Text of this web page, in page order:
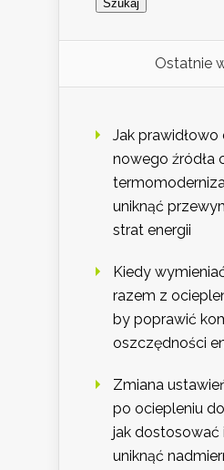
Ostatnie
Jak
nowego źródła
uniknąć
strat energii
Kiedy
razem z
by poprawić
oszczędności
Zmiana
po ociepleniu
jak dostosować
uniknąć